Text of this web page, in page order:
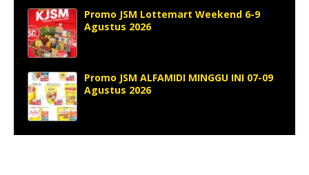
Promo JSM Lottemart Weekend 6-9
Agustus 2026
Promo JSM ALFAMIDI MINGGU INI 07-09
Agustus 2026